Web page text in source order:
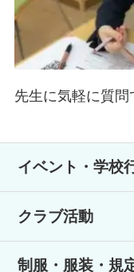
先生に気軽に質問
イベント・学校
大会、文化祭、夢授
クラブ活動
バー募集のためにで
制服・服装・規